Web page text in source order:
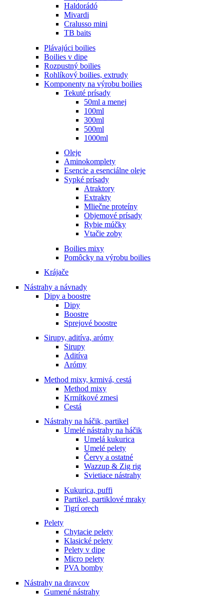
Haldorádó
Mivardi
Cralusso mini
TB baits
Plávajúci boilies
Boilies v dipe
Rozpustný boilies
Rohlíkový boilies, extrudy
Komponenty na výrobu boilies
Tekuté prísady
50ml a menej
100ml
300ml
500ml
1000ml
Oleje
Aminokomplety
Esencie a esenciálne oleje
Sypké prísady
Atraktory
Extrakty
Mliečne proteíny
Objemové prísady
Rybie múčky
Vtačie zoby
Boilies mixy
Pomôcky na výrobu boilies
Krájače
Nástrahy a návnady
Dipy a boostre
Dipy
Boostre
Sprejové boostre
Sirupy, aditíva, arómy
Sirupy
Aditíva
Arómy
Method mixy, krmivá, cestá
Method mixy
Krmítkové zmesi
Cestá
Nástrahy na háčik, partikel
Umelé nástrahy na háčik
Umelá kukurica
Umelé pelety
Červy a ostatné
Wazzup & Zig rig
Svietiace nástrahy
Kukurica, puffi
Partikel, partiklové mraky
Tigrí orech
Pelety
Chytacie pelety
Klasické pelety
Pelety v dipe
Micro pelety
PVA bomby
Nástrahy na dravcov
Gumené nástrahy